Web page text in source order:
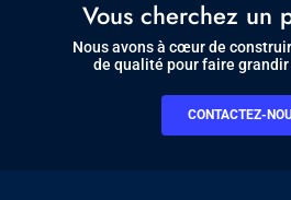
Vous cherchez un
Nous avons à cœur de
de qualité pour faire
CONTACTEZ-